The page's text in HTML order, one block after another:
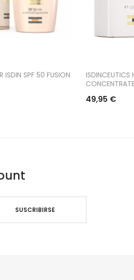
ISDIN SPF 50 FUSION
ISDINCEUTICS
49,95 €